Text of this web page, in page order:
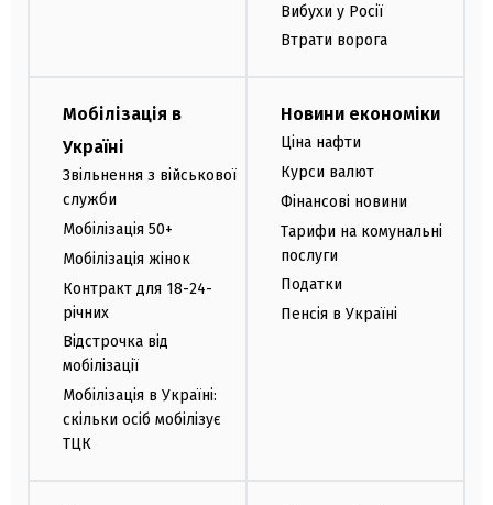
Вибухи у Росії
Втрати ворога
Мобілізація в
Україні
Звільнення з військової
служби
Мобілізація 50+
Мобілізація жінок
Контракт для 18-24-
річних
Відстрочка від
мобілізації
Мобілізація в Україні:
скільки осіб мобілізує
ТЦК
Новини економіки
Ціна нафти
Курси валют
Фінансові новини
Тарифи на комунальні
послуги
Податки
Пенсія в Україні